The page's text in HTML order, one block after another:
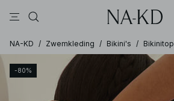
NA-KD / Zwemkleding / Bikini's /
-80%